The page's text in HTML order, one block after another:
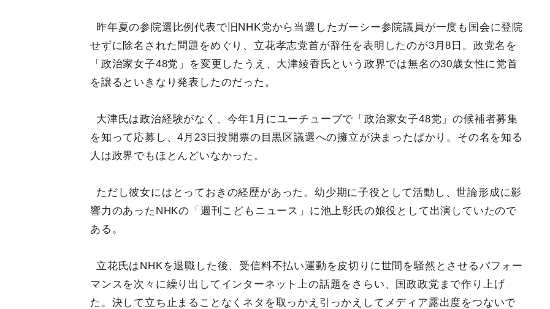
昨年夏の参院選比例代表で旧NHK党から当選したガーシー参院議員が一度も国会に登院
せずに除名された問題をめぐり、立花孝志党首が辞任を表明したのが3月8日。政党名を
「政治家女子48党」を変更したうえ、大津綾香氏という政界では無名の30歳女性に党首
を譲るといきなり発表したのだった。
大津氏は政治経験がなく、今年1月にユーチューブで「政治家女子48党」の候補者募集
を知って応募し、4月23日投開票の目黒区議選への擁立が決まったばかり。その名を知る
人は政界でもほとんどいなかった。
ただし彼女にはとっておきの経歴があった。幼少期に子役として活動し、世論形成に影
響力のあったNHKの「週刊こどもニュース」に池上彰氏の娘役として出演していたので
ある。
立花氏はNHKを退職した後、受信料不払い運動を皮切りに世間を騒然とさせるパフォー
マンスを次々に繰り出してインターネット上の話題をさらい、国政政党まで作り上げ
た。決して立ち止まることなくネタを取っかえ引っかえしてメディア露出度をつないで